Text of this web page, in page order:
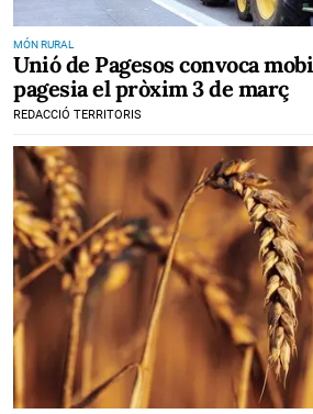
MÓN RURAL
Unió de Pagesos convoca
pagesia el pròxim 3 de març
REDACCIÓ TERRITORIS